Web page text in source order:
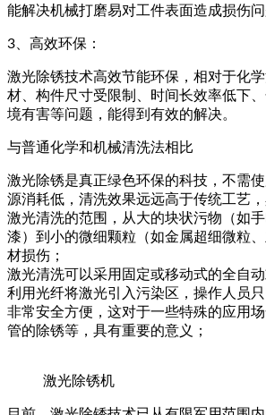
能解决机械打磨易对工件表面造成损伤问
3、高效环保：
激光除锈技术高效节能环保，相对于化
材、构件尺寸受限制、时间长效率低下
境有害等问题，能得到有效的解决。
与普通化学和机械清洗法相比
激光除锈是真正绿色环保的科技，不需
源消耗低，清洗效果远远高于传统工艺
激光清洗的范围，从大的块状污物（如
漆）到小的微细颗粒（如金属超细微粒
材损伤；
激光清洗可以采用固定或移动式的全自
利用光纤将激光引入污染区，操作人员
非常安全方便，这对于一些特殊的应用
管的除锈等，具有重要的意义；
激光除锈机